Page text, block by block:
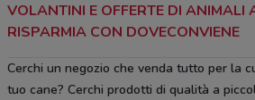
VOLANTINI E OFFERTE DI ANIMALI
RISPARMIA CON DOVECONVIENE
Cerchi un negozio che venda tutto per la
tuo cane? Cerchi prodotti di qualità a